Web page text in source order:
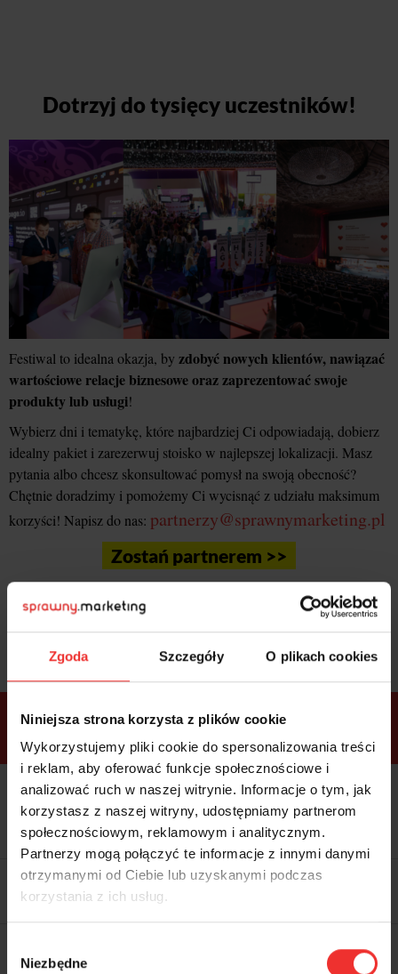
Zgoda Szczegóły O plikach cookies
Niniejsza strona korzysta z plików cookie
Wykorzystujemy pliki cookie do spersonalizowania treści
i reklam, aby oferować funkcje społecznościowe i
analizować ruch w naszej witrynie. Informacje o tym, jak
korzystasz z naszej witryny, udostępniamy partnerom
społecznościowym, reklamowym i analitycznym.
Partnerzy mogą połączyć te informacje z innymi danymi
otrzymanymi od Ciebie lub uzyskanymi podczas
korzystania z ich usług.
zgody
Niezbędne
Dotrzyj do tysięcy uczestników!
Festiwal to idealna okazja, by zdobyć nowych klientów, nawiązać
wartościowe relacje biznesowe oraz zaprezentować swoje
produkty lub usługi!
Wybierz dni i tematykę, które najbardziej Ci odpowiadają, dobierz
idealny pakiet i zarezerwuj stoisko w najlepszej lokalizacji. Masz
pytania albo chcesz skonsultować pomysł na swoją obecność?
Chętnie doradzimy i pomożemy Ci wycisnąć z udziału maksimum
korzyści! Napisz do nas: partnerzy@sprawnymarketing.pl
Zostań partnerem >>
Sprawdź bonusyi wybierz bilet
ramach
pakietów
VIP Premium
Kolacja z prelegentami i before
party (Hotel Sheraton, 27.10) tylko
wbilecie ALLPASS VIP
Dostępne
tylko w
bilecie
ALLPASS
VIP
Dedykowana strefa VIP z
możliwością networkingu z
prelegentami i wystawcami w
WARTOŚĆ: 1970 zł